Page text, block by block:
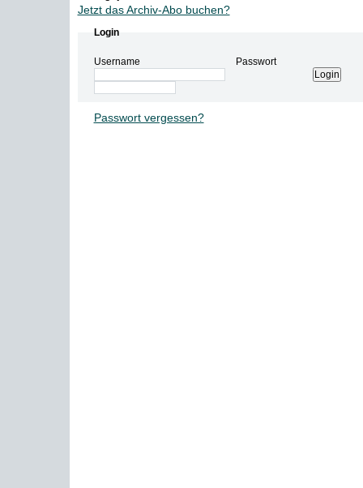
Jetzt das Archiv-Abo buchen?
Login
Username Passwort
Passwort vergessen?